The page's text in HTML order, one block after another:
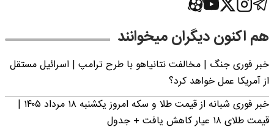
هم اکنون دیگران میخوانند
خبر فوری جنگ | مخالفت نتانیاهو با طرح ترامپ | اسرائیل مستقل
از آمریکا عمل خواهد کرد؟
خبر فوری شبانه از قیمت طلا و سکه امروز یکشنبه ۱۸ مرداد ۱۴۰۵ |
قیمت طلای ۱۸ عیار کاهش یافت + جدول